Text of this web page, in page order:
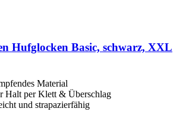
Hufglocken Basic, schwarz, XXL
Material
Halt per Klett & Überschlag
und strapazierfähig